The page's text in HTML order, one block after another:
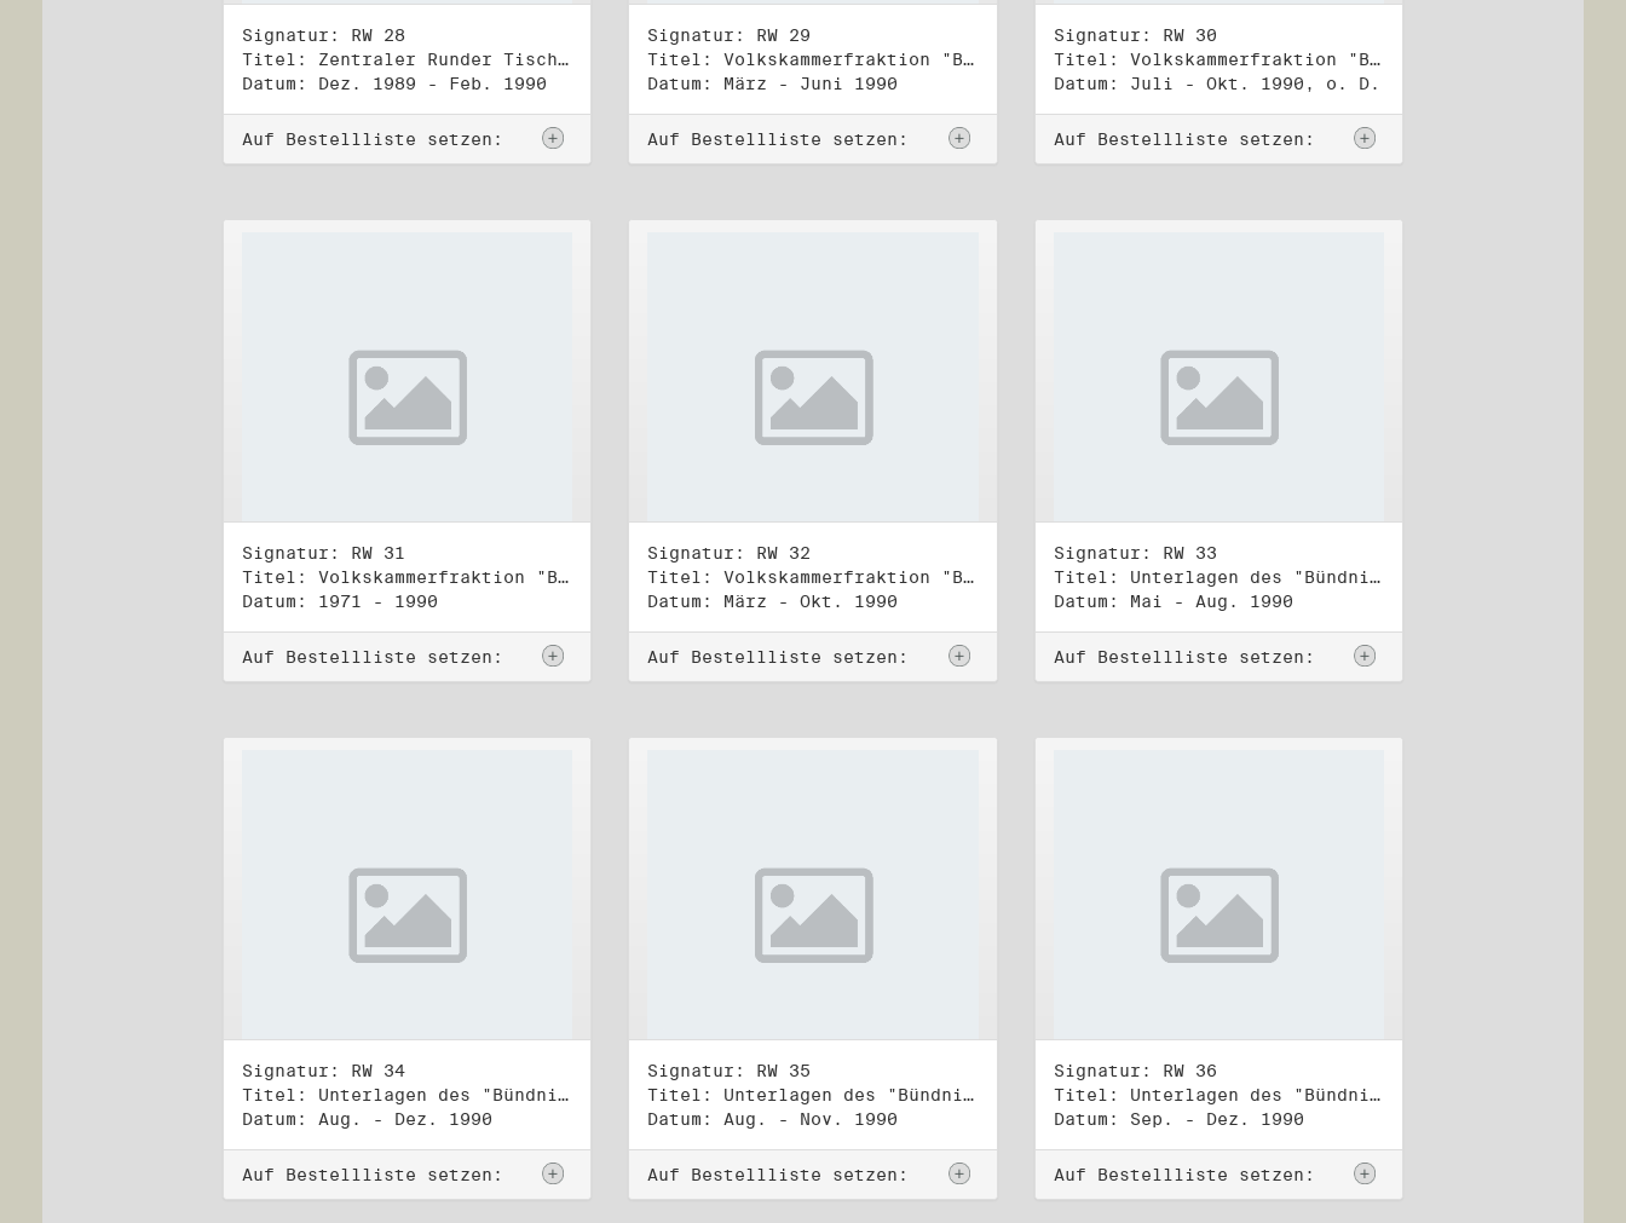
Signatur: RW 28
Titel: Zentraler Runder Tisch, AG Parteien- und Vereinigungsgesetz
Datum: Dez. 1989 - Feb. 1990
Auf Bestellliste setzen:
Signatur: RW 29
Titel: Volkskammerfraktion "Bündnis 90/Grüne" (1)
Datum: März - Juni 1990
Auf Bestellliste setzen:
Signatur: RW 30
Titel: Volkskammerfraktion "Bündnis 90/Grüne" (2)
Datum: Juli - Okt. 1990, o. D.
Auf Bestellliste setzen:
Signatur: RW 31
Titel: Volkskammerfraktion "Bündnis 90/Grüne" (3)
Datum: 1971 - 1990
Auf Bestellliste setzen:
Signatur: RW 32
Titel: Volkskammerfraktion "Bündnis 90/Grüne" (4)
Datum: März - Okt. 1990
Auf Bestellliste setzen:
Signatur: RW 33
Titel: Unterlagen des "Bündnis 90/Die Grünen - BürgerInnenbewegung", Wahlbündnis zur Bundestagswahl am 2.12.1990 (1)
Datum: Mai - Aug. 1990
Auf Bestellliste setzen:
Signatur: RW 34
Titel: Unterlagen des "Bündnis 90/Die Grünen - BürgerInnenbewegung", Wahlbündnis zur Bundestagswahl am 2.12.1990 (2)
Datum: Aug. - Dez. 1990
Auf Bestellliste setzen:
Signatur: RW 35
Titel: Unterlagen des "Bündnis 90/Die Grünen - BürgerInnenbewegung", Wahlbündnis zur Bundestagswahl am 2.12.1990 (3)
Datum: Aug. - Nov. 1990
Auf Bestellliste setzen:
Signatur: RW 36
Titel: Unterlagen des "Bündnis 90/Die Grünen - BürgerInnenbewegung", Wahlbündnis zur Bundestagswahl am 2.12.1990 (4)
Datum: Sep. - Dez. 1990
Auf Bestellliste setzen: